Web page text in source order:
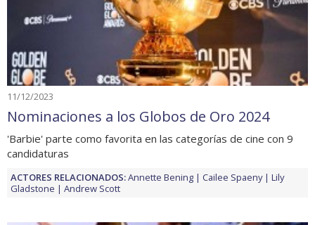
11/12/2023
Nominaciones a los Globos de Oro 2024
'Barbie' parte como favorita en las categorías de cine con 9
candidaturas
ACTORES RELACIONADOS:Annette Bening Cailee Spaeny
Lily
Gladstone
Andrew Scott